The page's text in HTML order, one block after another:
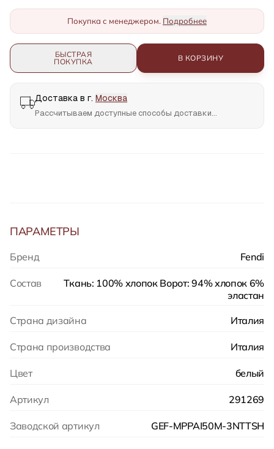
Покупка с менеджером. Подробнее
БЫСТРАЯ
ПОКУПКА
В КОРЗИНУ
Доставка в г. Москва
Рассчитываем доступные способы доставки...
ПАРАМЕТРЫ
Бренд Fendi
Состав
Ткань: 100% хлопок Ворот: 94% хлопок 6%
эластан
Страна дизайна Италия
Страна производства Италия
Цвет белый
Артикул 291269
Заводской артикул GEF-MPPAI50M-3NTTSH